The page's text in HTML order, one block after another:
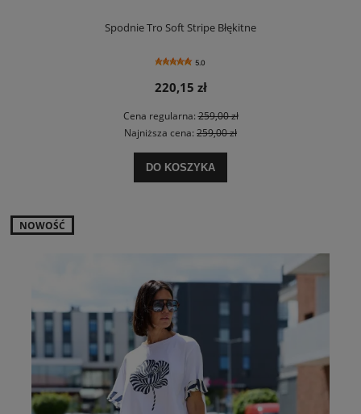
Spodnie Tro Soft Stripe Błękitne
5.0
220,15 zł
Cena regularna:259,00 zł
Najniższa cena: 259,00 zł
DO KOSZYKA
NOWOŚĆ